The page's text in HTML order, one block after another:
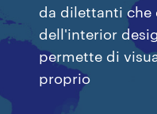
da dilettanti che
dell'interior
permette di
proprio